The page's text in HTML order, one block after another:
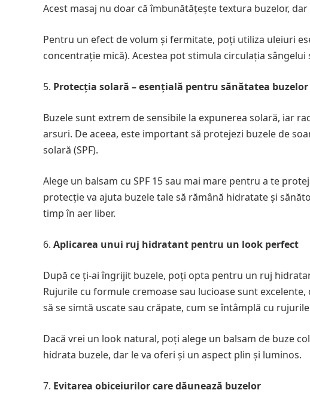
Acest masaj nu doar că îmbunătățește textura buzelor,
Pentru un efect de volum și fermitate, poți utiliza uleiuri
concentrație mică). Acestea pot stimula circulația
Protecția solară – esențială pentru sănătatea buzelor
Buzele sunt extrem de sensibile la expunerea solară, iar
arsuri. De aceea, este important să protejezi buzele de
solară (SPF).
Alege un balsam cu SPF 15 sau mai mare pentru a te
protecție va ajuta buzele tale să rămână hidratate și
timp în aer liber.
Aplicarea unui ruj hidratant pentru un look perfect
După ce ți-ai îngrijit buzele, poți opta pentru un ruj
Rujurile cu formule cremoase sau lucioase sunt
să se simtă uscate sau crăpate, cum se întâmplă cu
Dacă vrei un look natural, poți alege un balsam de buze
hidrata buzele, dar le va oferi și un aspect plin și luminos.
Evitarea obiceiurilor care dăunează buzelor